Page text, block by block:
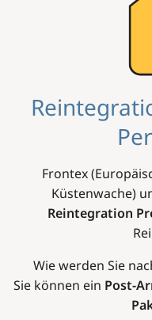
Frontex
Küstenwache)
Reintegration
Wie werden Sie
Sie können ein Post-